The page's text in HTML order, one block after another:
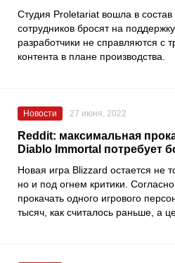
Студия Proletariat вошла в состав
сотрудников бросят на поддержку
разработчики не справляются
контента в плане производства.
Новости 27 июня, 2022
Reddit: максимальная
Diablo Immortal потребует
Новая игра Blizzard остается не
но и под огнем критики.
прокачать одного игрового
тысяч, как считалось раньше, а